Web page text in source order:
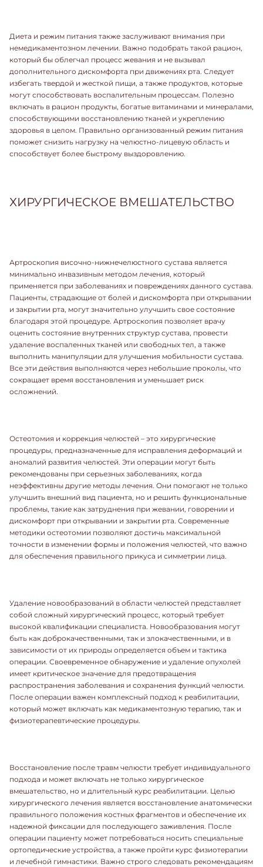
Диета и режим питания также заслуживают внимания при
немедикаментозном лечении. Важно подобрать такой рацион,
который бы облегчал процесс жевания и не вызывал
дополнительного дискомфорта при движениях рта. Следует
избегать твердой и жесткой пищи, а также продуктов, которые
могут способствовать воспалительным процессам. Полезно
включать в рацион продукты, богатые витаминами и минералами,
способствующими восстановлению тканей и укреплению
здоровья в целом. Правильно организованный режим питания
поможет снизить нагрузку на челюстно-лицевую область и
способствует более быстрому выздоровлению.
ХИРУРГИЧЕСКОЕ ВМЕШАТЕЛЬСТВО
Артроскопия височно-нижнечелюстного сустава является
минимально инвазивным методом лечения, который
применяется при заболеваниях и повреждениях данного сустава.
Пациенты, страдающие от болей и дискомфорта при открывании
и закрытии рта, могут значительно улучшить свое состояние
благодаря этой процедуре. Артроскопия позволяет врачу
оценить состояние внутренних структур сустава, провести
удаление воспаленных тканей или свободных тел, а также
выполнить манипуляции для улучшения мобильности сустава.
Все эти действия выполняются через небольшие проколы, что
сокращает время восстановления и уменьшает риск
осложнений.
Остеотомия и коррекция челюстей – это хирургические
процедуры, предназначенные для исправления деформаций и
аномалий развития челюстей. Эти операции могут быть
рекомендованы при серьезных заболеваниях, когда
неэффективны другие методы лечения. Они помогают не только
улучшить внешний вид пациента, но и решить функциональные
проблемы, такие как затруднения при жевании, говорении и
дискомфорт при открывании и закрытии рта. Современные
методики остеотомии позволяют достичь максимальной
точности в изменении формы и положения челюстей, что важно
для обеспечения правильного прикуса и симметрии лица.
Удаление новообразований в области челюстей представляет
собой сложный хирургический процесс, который требует
высокой квалификации специалиста. Новообразования могут
быть как доброкачественными, так и злокачественными, и в
зависимости от их природы определяется объем и тактика
операции. Своевременное обнаружение и удаление опухолей
имеет критическое значение для предотвращения
распространения заболевания и сохранения функций челюсти.
После операции важен комплексный подход к реабилитации,
который может включать как медикаментозную терапию, так и
физиотерапевтические процедуры.
Восстановление после травм челюсти требует индивидуального
подхода и может включать не только хирургическое
вмешательство, но и длительный курс реабилитации. Целью
хирургического лечения является восстановление анатомически
правильного положения костных фрагментов и обеспечение их
надежной фиксации для последующего заживления. После
операции пациенту может потребоваться носить специальные
ортопедические устройства, а также пройти курс физиотерапии
и лечебной гимнастики. Важно строго следовать рекомендациям